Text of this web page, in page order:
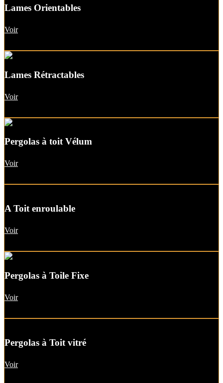
Lames Orientables
Voir
Lames Rétractables
Voir
Pergolas à toit Vélum
Voir
A Toit enroulable
Voir
Pergolas à Toile Fixe
Voir
Pergolas à Toit vitré
Voir